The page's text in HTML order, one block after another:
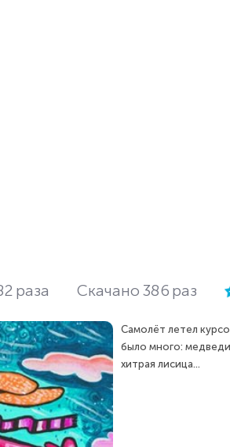
раза Скачано 386 раз
Самолёт летел
было много:
хитрая лисица...